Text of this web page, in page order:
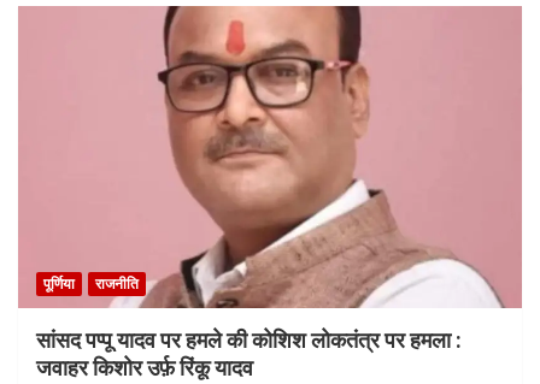
पूर्णिया राजनीति
सांसद पप्पू यादव पर हमले की कोशिश लोकतंत्र पर हमला :
जवाहर किशोर उर्फ़ रिंकू यादव